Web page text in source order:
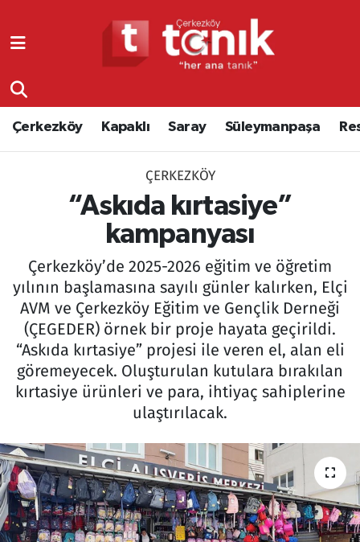
Çerkezköy Kapaklı Saray Süleymanpaşa
ÇERKEZKÖY
“Askıda kırtasiye”
kampanyası
Çerkezköy’de 2025-2026 eğitim ve öğretim
yılının başlamasına sayılı günler kalırken, Elçi
AVM ve Çerkezköy Eğitim ve Gençlik Derneği
(ÇEGEDER) örnek bir proje hayata geçirildi.
“Askıda kırtasiye” projesi ile veren el, alan eli
göremeyecek. Oluşturulan kutulara bırakılan
kırtasiye ürünleri ve para, ihtiyaç sahiplerine
ulaştırılacak.
Resmi Reklamlar
Tekirdağ
Asayiş
Eğitim
Ekonomi
Foto Galeri
Video
Ekonomi
Ergene
Genel
Gündem
Kırklareli
Kültür Sanat
Tekirdağ Nöbetçi Eczaneler
Tekirdağ Trafik Yoğunluk Haritası
Süper Lig Puan Durumu ve Fikstür
Tüm Manşetler
Son Dakika Haberleri
Haber Arşivi